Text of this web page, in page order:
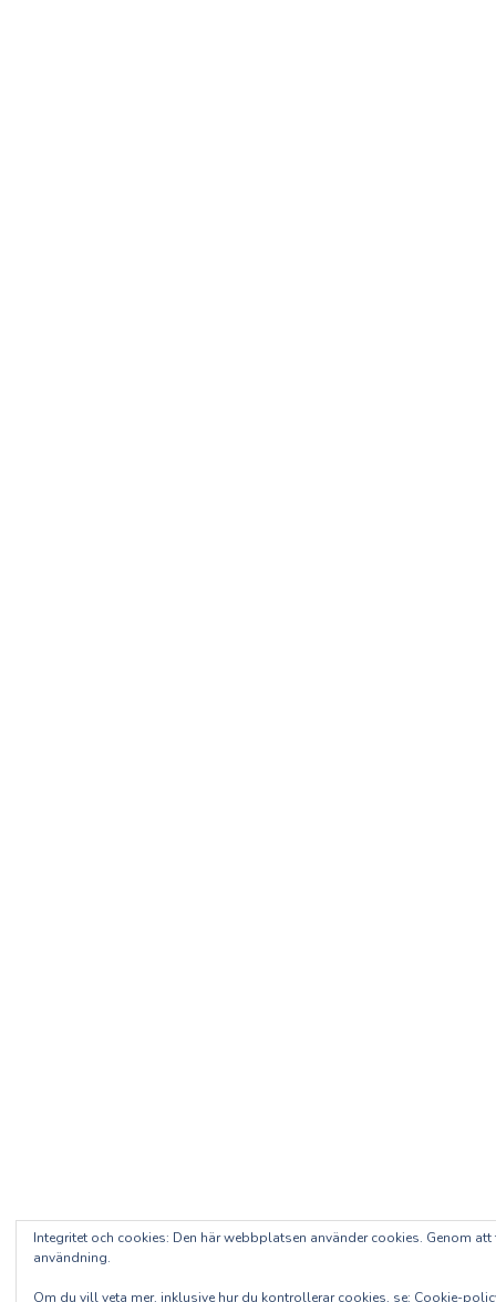
Integritet och cookies: Den här webbplatsen använder cookies. Genom
användning.
Om du vill veta mer, inklusive hur du kontrollerar cookies, se: Cookie-